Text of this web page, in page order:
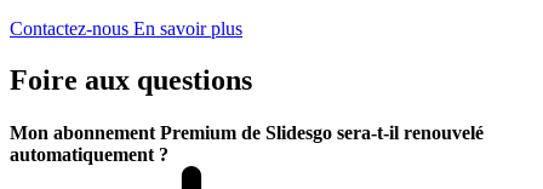
Contactez-nous En savoir plus
Foire aux questions
Mon abonnement Premium de Slidesgo sera-t-il renouvelé
automatiquement ?